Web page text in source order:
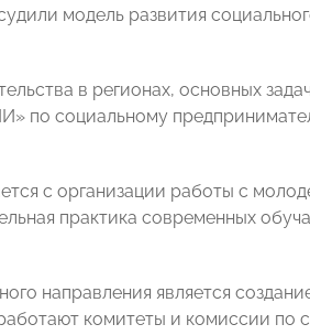
модель развития
в регионах, основных
по социальному
с организации работы с
практика современных
направления является
комитеты и комиссии по